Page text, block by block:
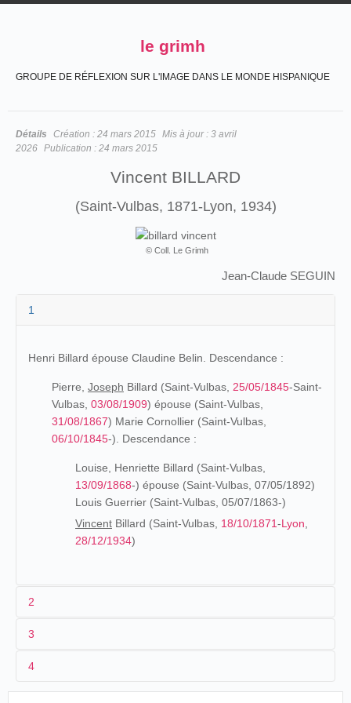
le grimh
GROUPE DE RÉFLEXION SUR L'IMAGE DANS LE MONDE HISPANIQUE
Détails Création : 24 mars 2015 Mis à jour : 3 avril
2026 Publication : 24 mars 2015
Vincent BILLARD
(Saint-Vulbas, 1871-Lyon, 1934)
© Coll. Le Grimh
Jean-Claude SEGUIN
1
Henri Billard épouse Claudine Belin. Descendance :
Pierre, Joseph Billard (Saint-Vulbas, 25/05/1845-Saint-
Vulbas, 03/08/1909) épouse (Saint-Vulbas,
31/08/1867) Marie Cornollier (Saint-Vulbas,
06/10/1845-). Descendance :
Louise, Henriette Billard (Saint-Vulbas,
13/09/1868-) épouse (Saint-Vulbas, 07/05/1892)
Louis Guerrier (Saint-Vulbas, 05/07/1863-)
Vincent Billard (Saint-Vulbas, 18/10/1871-Lyon
28/12/1934)
2
est recensé dans la commune en1872, en1876et en
3
4